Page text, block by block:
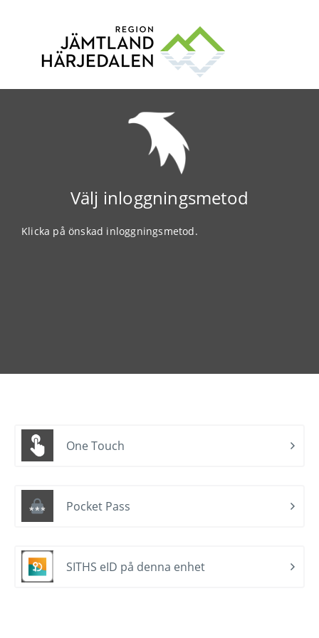
Välj inloggningsmetod
Klicka på önskad inloggningsmetod.
One Touch
Pocket Pass
SITHS eID på denna enhet